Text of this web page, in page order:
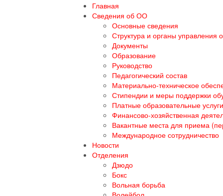
Главная
Сведения об ОО
Основные сведения
Структура и органы управления
Документы
Образование
Руководство
Педагогический состав
Материально-техническое
Стипендии и меры поддержки
Платные образовательные услуги
Финансово-хозяйственная
Вакантные места для приема
Международное сотрудничество
Новости
Отделения
Дзюдо
Бокс
Вольная борьба